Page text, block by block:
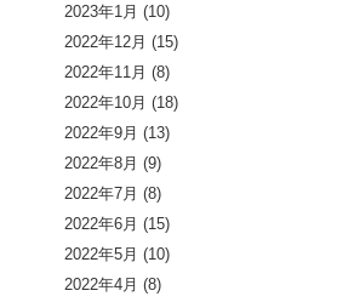
2023年1月 (10)
2022年12月 (15)
2022年11月 (8)
2022年10月 (18)
2022年9月 (13)
2022年8月 (9)
2022年7月 (8)
2022年6月 (15)
2022年5月 (10)
2022年4月 (8)